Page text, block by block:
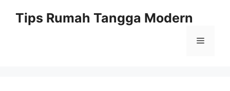
Tips Rumah Tangga Modern
Menu